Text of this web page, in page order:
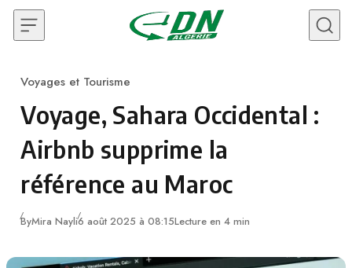
Skip to content
Category
Voyages et Tourisme
Voyage, Sahara Occidental :
Airbnb supprime la
référence au Maroc
ByMira Nayli6 août 2025 à 08:15Lecture en 4 min